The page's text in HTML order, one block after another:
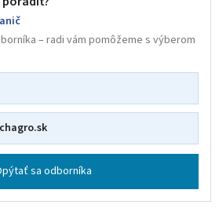
– radi vám pomôžeme s výberom
sa odborníka